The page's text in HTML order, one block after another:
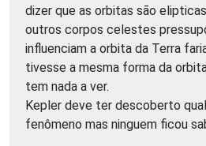
dizer que as orbitas são
outros corpos celestes
influenciam a orbita da Terra
tivesse a mesma forma da
tem nada a ver.
Kepler deve ter descoberto
fenômeno mas ninguem ficou